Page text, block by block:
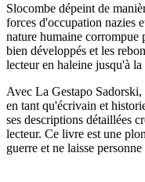
Slocombe dépeint de
forces d'occupation nazies
nature humaine corrompue
bien développés et les
lecteur en haleine jusqu'à la
Avec La Gestapo
en tant qu'écrivain et
ses descriptions détaillées
lecteur. Ce livre est une
guerre et ne laisse